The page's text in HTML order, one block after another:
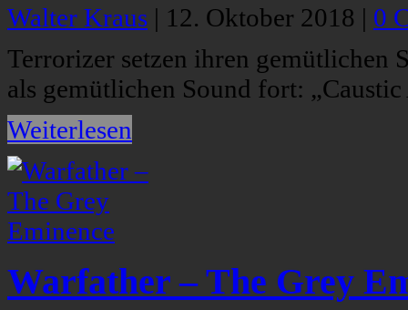
Walter Kraus | 12. Oktober 2018 | 0
Terrorizer setzen ihren gemütlichen
als gemütlichen Sound fort:
Weiterlesen
Warfather – The Grey